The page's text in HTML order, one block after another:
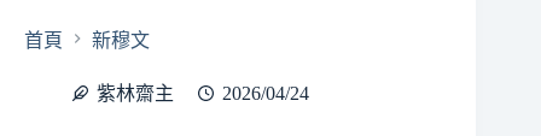
首頁 新穆文
紫林齋主 2026/04/24